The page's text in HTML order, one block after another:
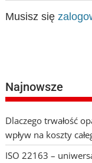
Musisz się
Najnowsze
Dlaczego trwałość
wpływ na koszty
ISO 22163 –